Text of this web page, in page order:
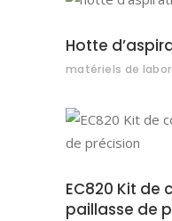
Hotte
matériels de
EC820 Kit
paillasse de